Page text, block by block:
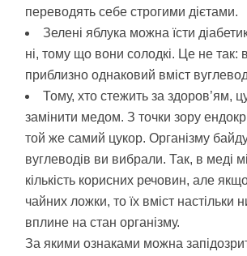
переводять себе строгими дієтами.
Зелені яблука можна їсти
ні, тому що вони солодкі. Це не так:
приблизно однаковий вміст
Тому, хто стежить за здоров’ям,
замінити медом. З точки зору
той же самий цукор. Організму
вуглеводів ви вибрали. Так, в меді
кількість корисних речовин, але
чайних ложки, то їх вміст настільки
вплине на стан організму.
За якими ознаками можна